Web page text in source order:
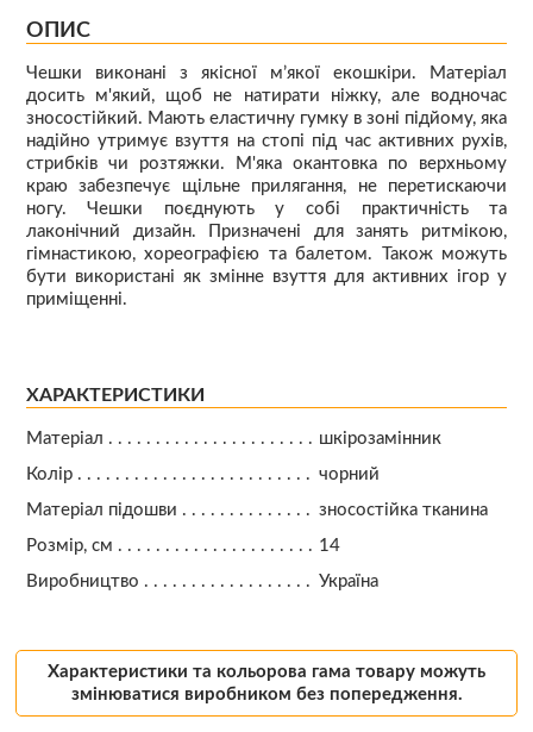
ОПИС
Чешки виконані з якісної м’якої екошкіри. Матеріал
досить м'який, щоб не натирати ніжку, але водночас
зносостійкий. Мають еластичну гумку в зоні підйому, яка
надійно утримує взуття на стопі під час активних рухів,
стрибків чи розтяжки. М'яка окантовка по верхньому
краю забезпечує щільне прилягання, не перетискаючи
ногу. Чешки поєднують у собі практичність та
лаконічний дизайн. Призначені для занять ритмікою,
гімнастикою, хореографією та балетом. Також можуть
бути використані як змінне взуття для активних ігор у
приміщенні.
ХАРАКТЕРИСТИКИ
Матеріал
шкірозамінник
Колір
чорний
Матеріал підошви
зносостійка тканина
Розмір, см
14
Виробництво
Україна
Характеристики та кольорова гама товару можуть
змінюватися виробником без попередження.